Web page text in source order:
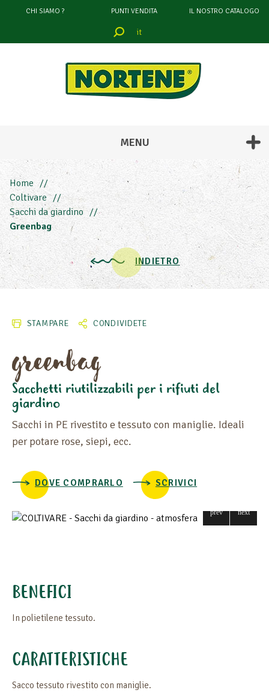
CHI SIAMO ? PUNTI VENDITA IL NOSTRO CATALOGO
it
MENU
Home
Coltivare
Sacchi da giardino
Greenbag
INDIETRO
STAMPARE CONDIVIDETE
greenbag
Sacchetti riutilizzabili per i rifiuti del
giardino
Sacchi in PE rivestito e tessuto con maniglie. Ideali
per potare rose, siepi, ecc.
DOVE COMPRARLO SCRIVICI
BENEFICI
In polietilene tessuto.
CARATTERISTICHE
Sacco tessuto rivestito con maniglie.
filtrare
attraverso
252 L
145 L
185 L
226 L
272 L
110 L
150 L
116 L
175 L
COLORE
DIAMETRO
LUNGHEZZA
PESO (G/M²)